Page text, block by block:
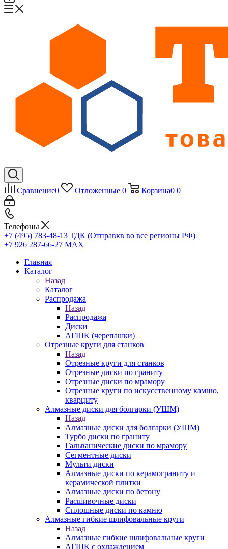
Сравнение0 Отложенные 0 Корзина0 0
Телефоны
+7 (495) 783-48-13 ТДК (Отправкв во все регионы РФ)
+7 926 287-66-27 МАХ
Главная
Каталог
Назад
Каталог
Распродажа
Назад
Распродажа
Диски
АГШК (черепашки)
Отрезные круги для станков
Назад
Отрезные круги для станков
Отрезные диски по граниту
Отрезные диски по мрамору
Отрезные круги по искусственному камню,
кварциту
Алмазные диски для болгарки (УШМ)
Назад
Алмазные диски для болгарки (УШМ)
Турбо диски по граниту
Гальванические диски по мрамору
Сегментные диски
Мульти диски
Алмазные диски по керамограниту и
керамической плитки
Алмазные диски по бетону
Расшивочные диски
Сплошные диски по камню
Алмазные гибкие шлифовальные круги
Назад
Алмазные гибкие шлифовальные круги
АГШК с охлаждением